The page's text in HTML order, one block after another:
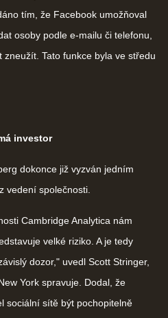
tím, že Facebook umožňoval
osoby podle e-mailu či telefonu,
Tato funkce byla ve středu
investor
dokonce již vyzván jedním
vedení společnosti.
Cambridge Analytica nám
velké riziko. A je tedy
dozor," uvedl Scott Stringer,
York spravuje. Dodal, že
sociální sítě být pochopitelně